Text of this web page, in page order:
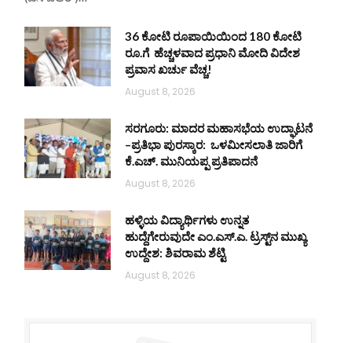
36 ಕೋಟಿ ರೂಪಾಯಿಯಿಂದ 180 ಕೋಟಿ
ರೂ.ಗೆ ಹೆಚ್ಚಳವಾದ ಪ್ರಧಾನಿ ಮೋದಿ ವಿದೇಶ
ಪ್ರವಾಸ ಖರ್ಚು ವೆಚ್ಚ!
August 8, 2026
ಸರಗೂರು: ಮಾದರ ಮಹಾಸಭೆಯ ಉದ್ಘಾಟನೆ
–ಪ್ರತಿಭಾ ಪುರಸ್ಕಾರ: ಒಳಮೀಸಲಾತಿ ಜಾರಿಗೆ
ಕೆ.ಎಚ್. ಮುನಿಯಪ್ಪ ಪ್ರತಿಪಾದನೆ
August 8, 2026
ಹಳ್ಳಿಯ ವಿದ್ಯಾರ್ಥಿಗಳು ಉನ್ನತ
ಹುದ್ದೆಗೇರುವುದೇ ಎಂ.ಎಸ್.ಎ. ಟ್ರಸ್ಟ್‌ನ ಮುಖ್ಯ
ಉದ್ದೇಶ: ಶಿವರಾಮ ಶೆಟ್ಟಿ
August 8, 2026